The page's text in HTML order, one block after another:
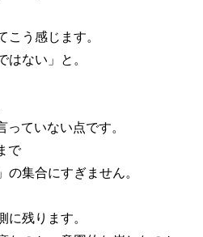
こう感じます。
はない」と。
ていない点です。
で
の集合にすぎません。
残ります。